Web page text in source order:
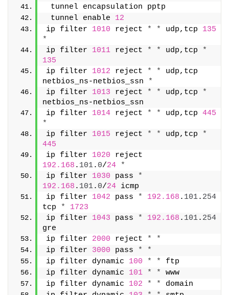
tunnel encapsulation pptp
tunnel enable 12
ip filter 1010 reject * * udp,tcp 135
*
ip filter 1011 reject * * udp,tcp
*
135
ip filter 1012 reject * *
udp,tcp
netbios_ns-netbios_ssn
*
ip filter 1013 reject * * udp,tcp
*
netbios_ns-netbios_ssn
ip filter 1014 reject * * udp,tcp 445
*
ip filter 1015 reject * * udp,tcp
*
445
ip filter 1020
192.168 . 101. 0/24
*
ip filter 1030 pass
*
192.168 . 101. 0/24 icmp
ip filter 1042 pass * 192.168 . 101. 254
tcp
*
1723
ip filter 1043 pass * 192.168 . 101. 254
gre
ip filter 2000 reject *
*
ip filter 3000 pass *
*
ip filter dynamic 100 * *
ftp
ip filter dynamic 101 * *
www
ip filter dynamic 102 * *
domain